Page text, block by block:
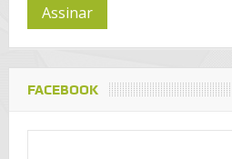
Assinar
FACEBOOK